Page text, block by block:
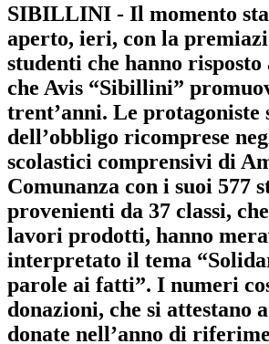
SIBILLINI - Il momento
aperto, ieri, con la
studenti che hanno risposto
che Avis “Sibillini”
trent’anni. Le protagoniste
dell’obbligo ricomprese
scolastici comprensivi di
Comunanza con i suoi 577
provenienti da 37 classi,
lavori prodotti, hanno
interpretato il tema
parole ai fatti”. I numeri
donazioni, che si attestano
donate nell’anno di